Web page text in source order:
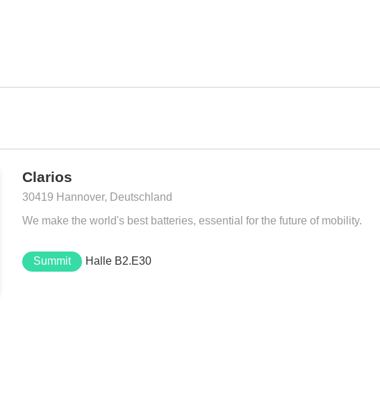
Clarios
30419 Hannover, Deutschland
We make the world's best batteries, essential for the future of mobility.
Summit Halle B2.E30